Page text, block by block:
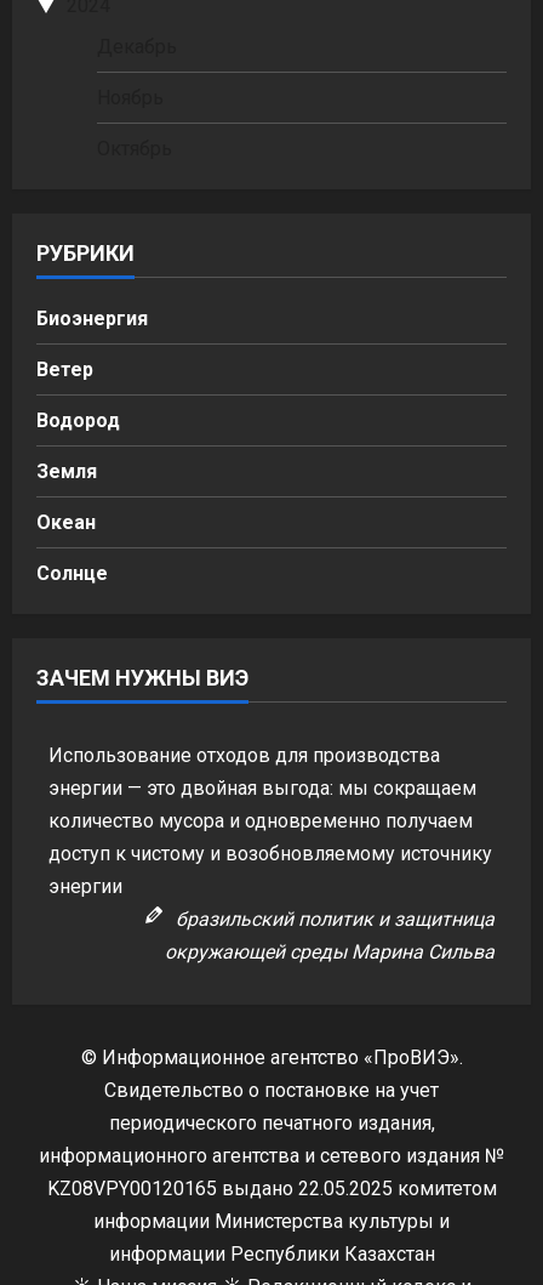
РУБРИКИ
Биоэнергия
Ветер
Водород
Земля
Океан
Солнце
ЗАЧЕМ НУЖНЫ ВИЭ
Использование отходов для производства
энергии — это двойная выгода: мы сокращаем
количество мусора и одновременно получаем
доступ к чистому и возобновляемому источнику
энергии
бразильский политик и защитница
окружающей среды Марина Сильва
© Информационное агентство «ПроВИЭ».
Свидетельство о постановке на учет
периодического печатного издания,
информационного агентства и сетевого издания №
KZ08VPY00120165 выдано 22.05.2025 комитетом
информации Министерства культуры и
информации Республики Казахстан